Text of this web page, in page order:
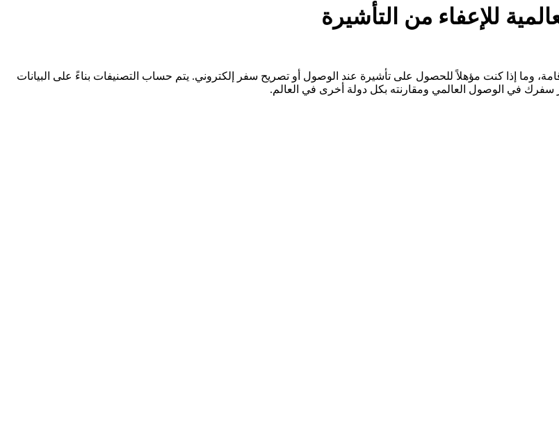
وما إذا كنت مؤهلاً للحصول على تأشيرة عند الوصول أو تصريح سفر إلكتروني. يتم حساب التصنيفات بناءً على البيانات
سفرك في الوصول العالمي ومقارنته بكل دولة أخرى في العالم.